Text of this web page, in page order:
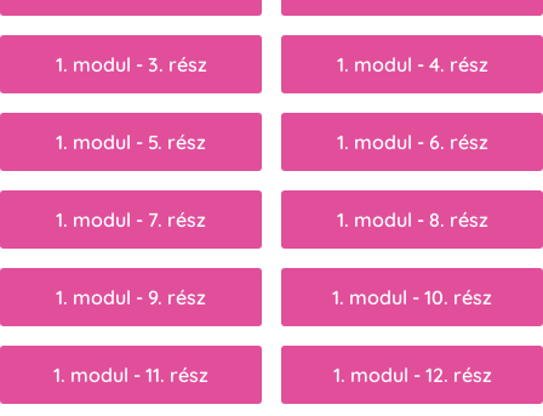
1. modul - 3. rész 1. modul - 4. rész
1. modul - 5. rész 1. modul - 6. rész
1. modul - 7. rész 1. modul - 8. rész
1. modul - 9. rész 1. modul - 10. rész
1. modul - 11. rész 1. modul - 12. rész